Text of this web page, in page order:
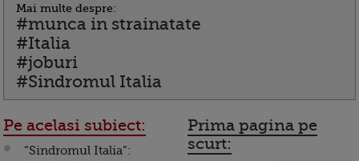
Mai multe despre:
#munca in strainatate
#Italia
#joburi
#Sindromul Italia
Pe acelasi subiect:
“Sindromul Italia”:
Prima pagina pe
scurt: